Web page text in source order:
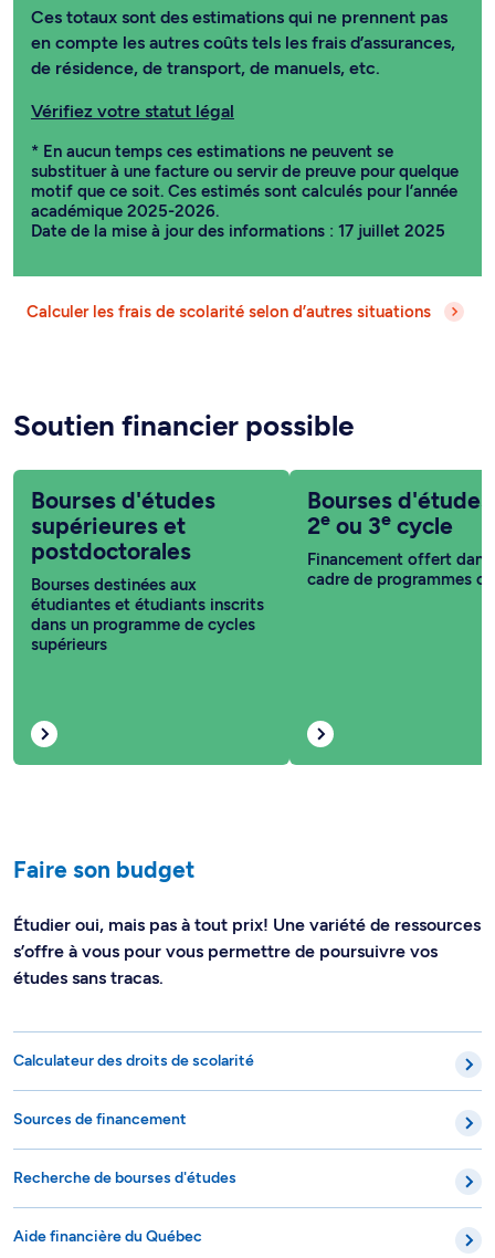
Ces totaux sont des estimations qui ne prennent pas
en compte les autres coûts tels les frais d’assurances,
de résidence, de transport, de manuels, etc.
Vérifiez votre statut légal
* En aucun temps ces estimations ne peuvent se
substituer à une facture ou servir de preuve pour quelque
motif que ce soit. Ces estimés sont calculés pour l’année
académique 2025-2026.
Date de la mise à jour des informations : 17 juillet 2025
Calculer les frais de scolarité selon d’autres situations
Soutien financier possible
Bourses d'études
supérieures et
postdoctorales
Bourses destinées aux
étudiantes et étudiants inscrits
dans un programme de cycles
supérieurs
Bourses
2e ou 3e cycle
Financement offert dans
cadre de programmes
Faire son budget
Étudier oui, mais pas à tout prix! Une variété de ressources
s’offre à vous pour vous permettre de poursuivre vos
études sans tracas.
Calculateur des droits de scolarité
Sources de financement
Recherche de bourses d'études
Aide financière du Québec